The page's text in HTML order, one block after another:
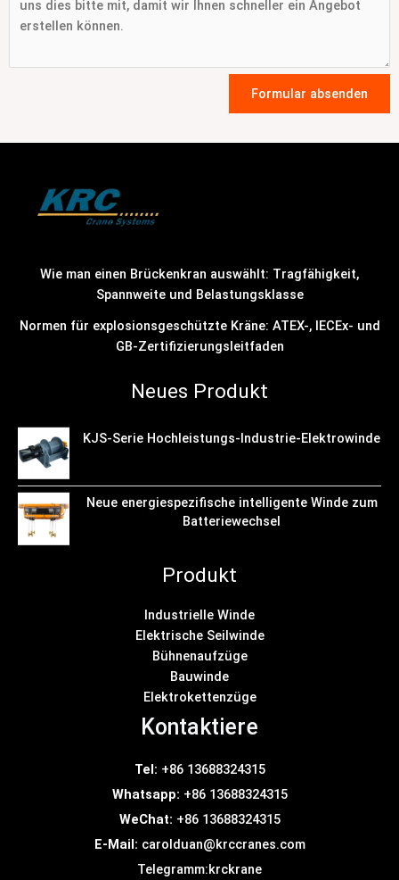
Formular absenden
Wie man einen Brückenkran auswählt: Tragfähigkeit,
Spannweite und Belastungsklasse
Normen für explosionsgeschützte Kräne: ATEX-, IECEx- und
GB-Zertifizierungsleitfaden
Neues Produkt
KJS-Serie Hochleistungs-Industrie-Elektrowinde
Neue energiespezifische intelligente Winde zum
Batteriewechsel
Produkt
Industrielle Winde
Elektrische Seilwinde
Bühnenaufzüge
Bauwinde
Elektrokettenzüge
Kontaktiere
Tel: +86 13688324315
Whatsapp: +86 13688324315
WeChat: +86 13688324315
E-Mail: carolduan@krccranes.com
Telegramm:krckrane